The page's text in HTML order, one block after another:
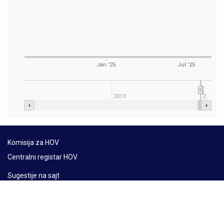
Jan '25 Jul '25
2013 2…
Komisija za HOV
Centralni registar HOV
Sugestije na sajt